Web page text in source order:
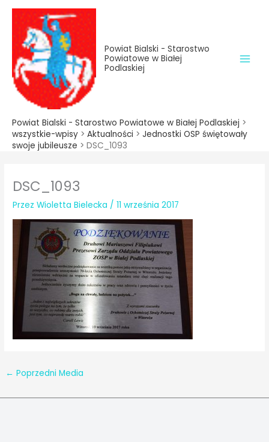
treści
Przejdź
treści
Powiat Bialski - Starostwo
Powiatowe w Białej
Podlaskiej
Powiat Bialski - Starostwo Powiatowe w Białej Podlaskiej >
wszystkie-wpisy > Aktualności > Jednostki OSP świętowały
swoje jubileusze > DSC_1093
DSC_1093
PrzezWioletta Bielecka /11 września 2017
← Poprzedni Media